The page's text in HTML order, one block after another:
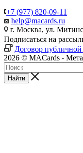
+7 (977) 820-09-11
help@macards.ru
г. Москва, ул.
Подписаться на
Договор
2026 © MACards -
Найти